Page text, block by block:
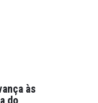
às
do